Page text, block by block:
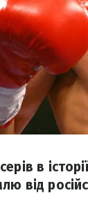
в
від